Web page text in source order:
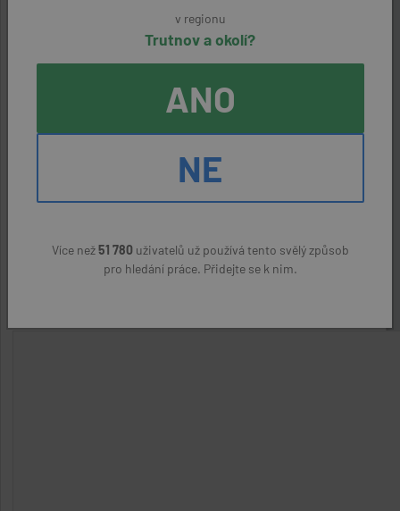
ODPOVĚDĚT NA NABÍDKU
v regionu
Trutnov a okolí?
ANO
NE
Více než51 780uživatelů už používá tento svělý způsob
pro hledání práce. Přidejte se k nim.